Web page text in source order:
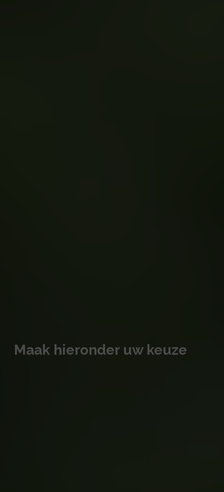
Maak hieronder uw keuze